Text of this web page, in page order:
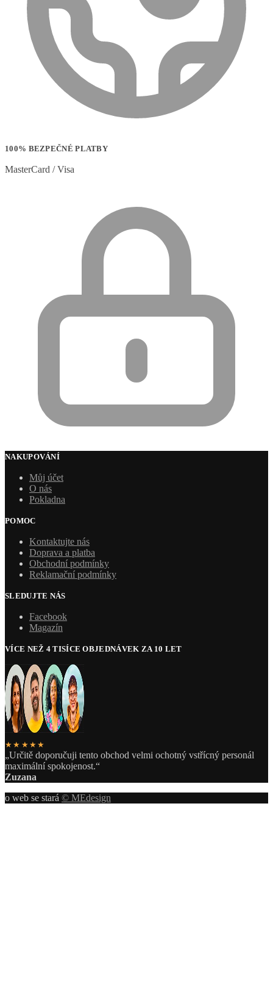
100% BEZPEČNÉ PLATBY
MasterCard / Visa
NAKUPOVÁNÍ
Můj účet
O nás
Pokladna
POMOC
Kontaktujte nás
Doprava a platba
Obchodní podmínky
Reklamační podmínky
SLEDUJTE NÁS
Facebook
Magazín
VÍCE NEŽ 4 TISÍCE OBJEDNÁVEK ZA 10 LET
★★★★★
„Určitě doporučuji tento obchod velmi ochotný vstřícný personál
maximální spokojenost.“
Zuzana
o web se stará © MEdesign